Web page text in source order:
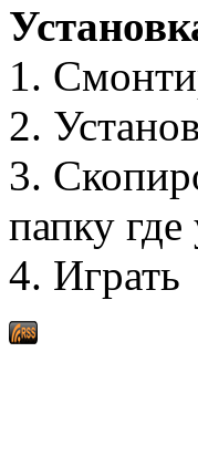
1.
2.
3.
папку где
4. Играть